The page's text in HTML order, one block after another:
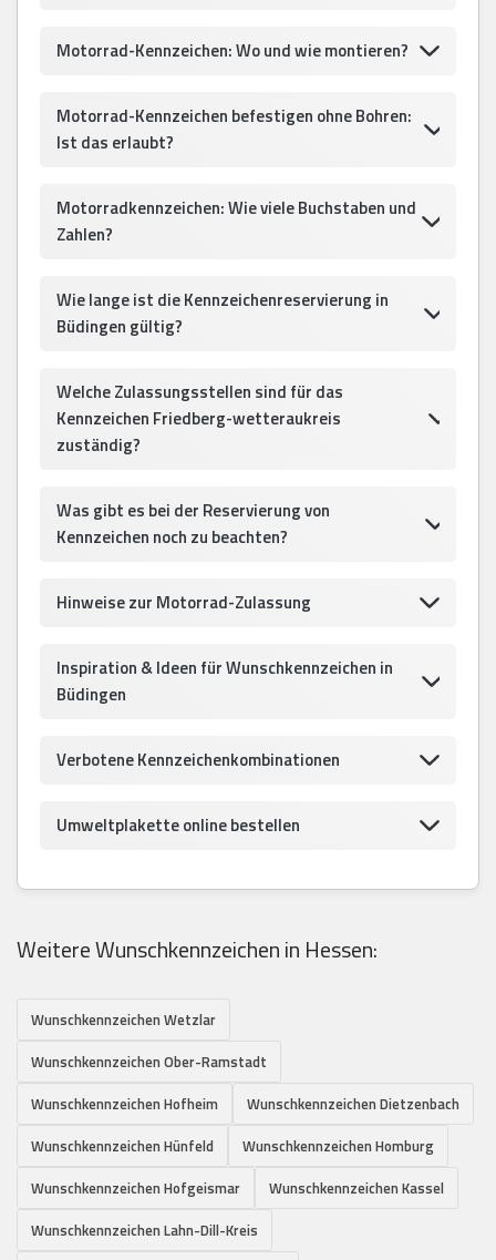
Motorrad-Kennzeichen: Wo und wie montieren?
Motorrad-Kennzeichen befestigen ohne Bohren:
Ist das erlaubt?
Motorradkennzeichen: Wie viele Buchstaben und
Zahlen?
Wie lange ist die Kennzeichenreservierung in
Büdingen gültig?
Welche Zulassungsstellen sind für das
Kennzeichen Friedberg-wetteraukreis
zuständig?
Was gibt es bei der Reservierung von
Kennzeichen noch zu beachten?
Hinweise zur Motorrad-Zulassung
Inspiration & Ideen für Wunschkennzeichen in
Büdingen
Verbotene Kennzeichenkombinationen
Umweltplakette online bestellen
Weitere Wunschkennzeichen in Hessen:
Wunschkennzeichen Wetzlar
Wunschkennzeichen Ober-Ramstadt
Wunschkennzeichen Hofheim
Wunschkennzeichen Dietzenbach
Wunschkennzeichen Hünfeld
Wunschkennzeichen Homburg
Wunschkennzeichen Hofgeismar
Wunschkennzeichen Kassel
Wunschkennzeichen Lahn-Dill-Kreis